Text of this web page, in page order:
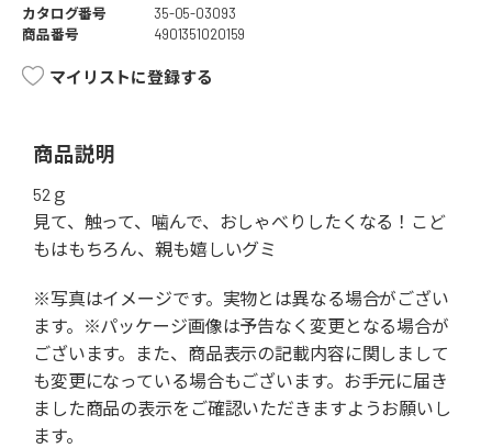
カタログ番号
35-05-03093
商品番号
4901351020159
マイリストに登録する
商品説明
52ｇ
見て、触って、噛んで、おしゃべりしたくなる！こど
もはもちろん、親も嬉しいグミ
※写真はイメージです。実物とは異なる場合がござい
ます。※パッケージ画像は予告なく変更となる場合が
ございます。また、商品表示の記載内容に関しまして
も変更になっている場合もございます。お手元に届き
ました商品の表示をご確認いただきますようお願いし
ます。